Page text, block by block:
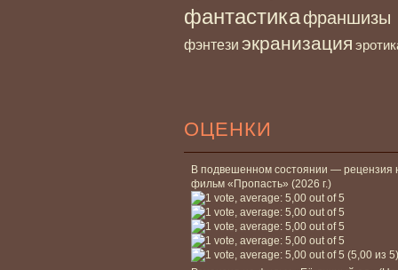
фантастикафраншизы
фэнтези экранизация
ОЦЕНКИ
В подвешенном состоянии — рецензия
фильм «Пропасть» (2026 г.)
(5,00 из 5)